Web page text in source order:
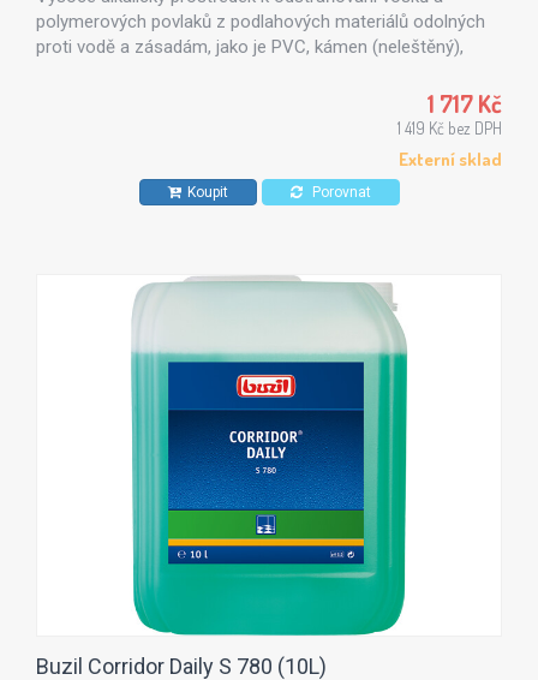
polymerových povlaků z podlahových materiálů odolných
proti vodě a zásadám, jako je PVC, kámen (neleštěný),
1 717 Kč
1 419 Kč bez DPH
Externí sklad
Koupit Porovnat
Buzil Corridor Daily S 780 (10L)